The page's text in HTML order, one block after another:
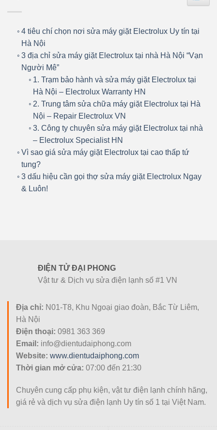
4 tiêu chí chọn nơi sửa máy giặt Electrolux Uy tín tại
Hà Nội
3 địa chỉ sửa máy giặt Electrolux tại nhà Hà Nội “Vạn
Người Mê”
1. Trạm bảo hành và sửa máy giặt Electrolux tại
Hà Nội – Electrolux Warranty HN
2. Trung tâm sửa chữa máy giặt Electrolux tại Hà
Nội – Repair Electrolux VN
3. Công ty chuyên sửa máy giặt Electrolux tại nhà
– Electrolux Specialist HN
Vì sao giá sửa máy giặt Electrolux tại cao thấp tứ
tung?
3 dấu hiệu cần gọi thợ sửa máy giặt Electrolux Ngay
& Luôn!
ĐIỆN TỬ ĐẠI PHONG
Vật tư & Dịch vụ sửa điện lạnh số #1 VN
Địa chỉ: N01-T8, Khu Ngoại giao đoàn, Bắc Từ Liêm,
Hà Nội
Điện thoại: 0981 363 369
Email: info@dientudaiphong.com
Website: www.dientudaiphong.com
Thời gian mở cửa: 07:00 đến 21:30
Chuyên cung cấp phụ kiện, vật tư điện lạnh chính hãng,
giá rẻ và dịch vụ sửa điện lạnh Uy tín số 1 tại Việt Nam.